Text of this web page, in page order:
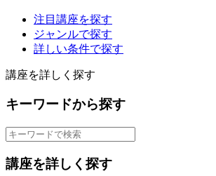
注目講座を探す
ジャンルで探す
詳しい条件で探す
講座を詳しく探す
キーワードから探す
講座を詳しく探す